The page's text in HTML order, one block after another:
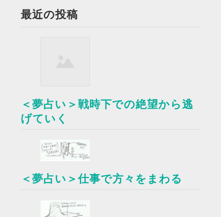
最近の投稿
＜夢占い＞戦時下での絶望から逃
げていく
＜夢占い＞仕事で方々をまわる